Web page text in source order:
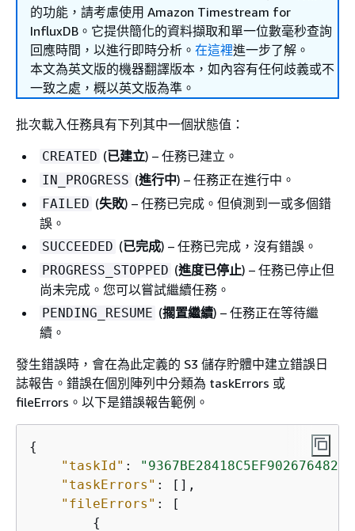
的功能，請考慮使用 Amazon Timestream for
InfluxDB。它提供簡化的資料擷取和單一位數毫秒查詢
回應時間，以進行即時分析。 在這裡進一步了解。
本文為英文版的機器翻譯版本，如內容有任何歧義或不
一致之處，概以英文版為準。
批次載入任務具有下列其中一個狀態值：
CREATED (已建立) – 任務已建立。
IN_PROGRESS (進行中) – 任務正在進行中。
FAILED (失敗) – 任務已完成。但偵測到一或多個錯
誤。
SUCCEEDED (已完成) – 任務已完成，沒有錯誤。
PROGRESS_STOPPED (進度已停止) – 任務已停止但
尚未完成。您可以嘗試繼續任務。
PENDING_RESUME (擱置繼續) – 任務正在等待繼
續。
發生錯誤時，會在為此定義的 S3 儲存貯體中建立錯誤日
誌報告。錯誤在個別陣列中分類為 taskErrors 或
fileErrors。以下是錯誤報告範例。
{
"taskId" :
"taskErrors" : [],
"fileErrors" : [
{